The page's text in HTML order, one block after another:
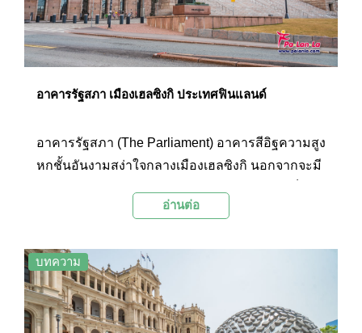
อาคารรัฐสภา เมืองเฮลซิงกิ ประเทศฟินแลนด์
อาคารรัฐสภา (The Parliament) อาคารสีอิฐความสูง
หกชั้นอันงามสง่าใจกลางเมืองเฮลซิงกิ นอกจากจะมี
ก่อสร้างที่ได้รับยกยกว่าเป็นหนึ่งในสุดยอด
อ่านต่อ
บทความ